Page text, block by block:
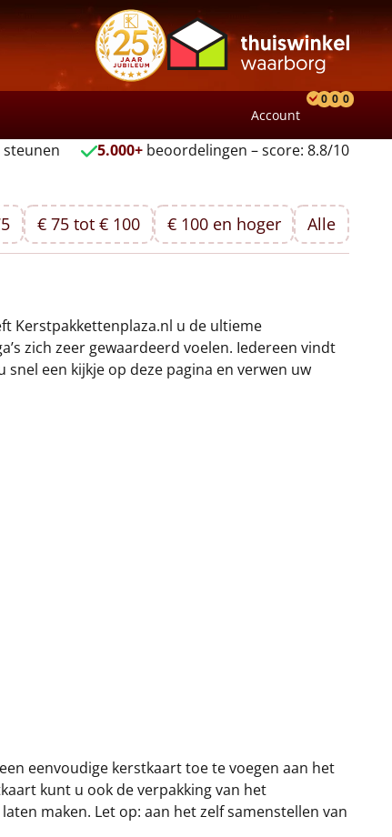
Account
0 0 0
steunen 5.000+ beoordelingen – score: 8.8/10
€ 75 tot € 100 € 100 en hoger Alle
Kerstpakkettenplaza.nl u de ultieme
zich zeer gewaardeerd voelen. Iedereen vindt
een kijkje op deze pagina en verwen uw
eenvoudige kerstkaart toe te voegen aan het
kunt u ook de verpakking van het
maken. Let op: aan het zelf samenstellen van